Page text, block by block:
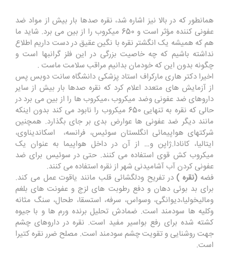
همانطور که در بالا نیز اشاره شد، نقره صدها بار بیش از مواد ضد
عفونی کننده مؤثر است و 650 میکروب را از بین می برد. شاید ما
هم که همیشه یک انگشتر نقره با نگین عقیق در دست داریم اطلاع
نداشته باشیم که چه خاصیت بزرگی در این فلز گرانبها است و
چگونه بدون این که خودمان بدانیم مراقب سلامت ماست .
اخیرا دکتر هاری مارکراف استاد پزشکی دانشگاه سانت دوبس پس
از آزمایش های متعدد اعلام کرد که نقره صدها بار بیش از سایر
داروهای ضد عفونی وضد میکروب ،میکروب ها را از بین می برد در
حالی که نقره به تنهایی 650 میکروب را نابود می کند بدون اینکه
مانند دیگر ضد عفونی ها عوارض بدی بر جای بگذارد. همچنین
شرکتهای هواپیمائی انگلستان سوئیس، فرانسه، اسکاندیناوی،
ایتالیا، کانادا.ژاپن و… از آن در داخل هواپیما به عنوان یک
میکروب کش قوی استفاده می کنند. حتی در سوئیس برای ضد
عفونی کردن آب آشامیدنی شهر از نقره استفاده می کنند.
فضه (نقره )در تفریح ودلگشائی قلب مانند یاقوت عمل می کند.
برای بد بوئی دهان و دفع رطوبت های لزج و عفونت های بلغم
ومالیخولیا،دیوانگی، وسواس، سرفه، استسقا، طحال، سنگ مثانه
وکلیه ها سودمند است. ضمادش تحلیل برنده ورم ها و با جیوه
کشته شده برای رفع بواسیر مفید است. نقره در داروهای چشم
جهت روشنایی و تقویت چشم سودمند است. مصلح ضرر نقره کتیرا
است.